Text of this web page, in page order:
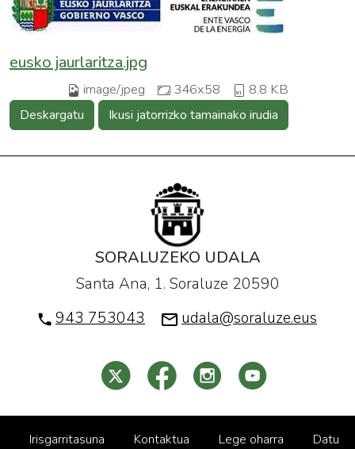
eusko jaurlaritza.jpg
image/jpeg 346x58 8.8 KB
Deskargatu Ikusi jatorrizko tamainako irudia
SORALUZEKO UDALA
Santa Ana, 1. Soraluze 20590
943 753043
udala@soraluze.eus
Irisgarritasuna Kontaktua Lege oharra Datu